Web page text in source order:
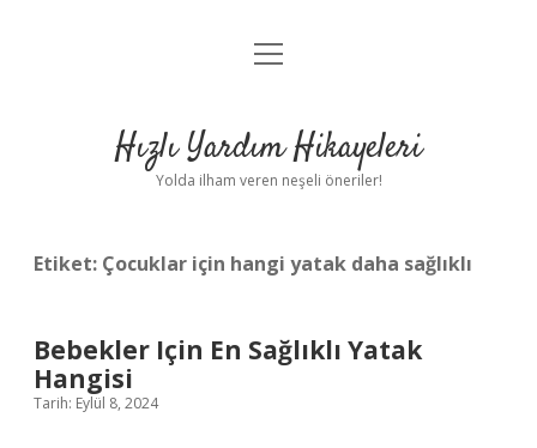
Anasayfa
Yasal Uyarı
menüyü
Hızlı Yardım Hikayeleri
Yolda ilham veren neşeli öneriler!
Etiket: Çocuklar için hangi yatak daha sağlıklı
Bebekler Için En Sağlıklı Yatak
Hangisi
Tarih: Eylül 8, 2024